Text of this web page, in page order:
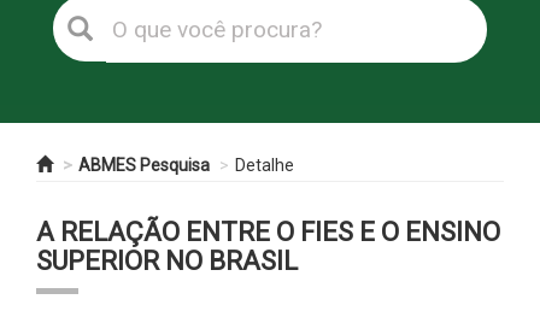
ABMES Pesquisa Detalhe
A RELAÇÃO ENTRE O FIES E O ENSINO
SUPERIOR NO BRASIL